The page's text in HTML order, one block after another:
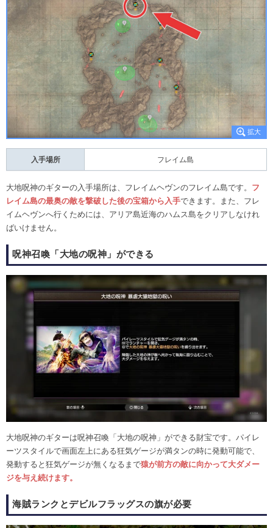
入手場所 フレイム島
大地呪神のギターの入手場所は、フレイムヘヴンのフレイム島です。 フ
レイム島の最奥の敵を撃破した後の宝箱から入手できます。また、フレ
イムヘヴンへ行くためには、アリア島近海のハムス島をクリアしなけれ
ばいけません。
呪神召喚「大地の呪神」ができる
大地呪神のギターは呪神召喚「大地の呪神」ができる財宝です。パイレ
ーツスタイルで画面左上にある狂気ゲージが満タンの時に発動可能で、
発動すると狂気ゲージが無くなるまで猿が前方の敵に向かって大ダメー
ジを与え続けます。
海賊ランクとデビルフラッグスの旗が必要